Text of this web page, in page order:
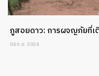
ภูสอยดาว: การผจญภัยที่
04 ก.ย. 2024